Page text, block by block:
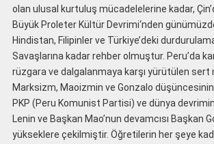
olan ulusal kurtuluş mücadelelerine kadar,
Büyük Proleter Kültür Devrimi‘nden
Hindistan, Filipinler ve Türkiye’deki
Savaşlarına kadar rehber olmuştur. Peru’da
rüzgara ve dalgalanmaya karşı yürütülen sert
Marksizm, Maoizmin ve Gonzalo
PKP (Peru Komunist Partisi) ve dünya
Lenin ve Başkan Mao’nun devamcısı Başkan
yükseklere çekilmiştir. Öğretilerin her şeye